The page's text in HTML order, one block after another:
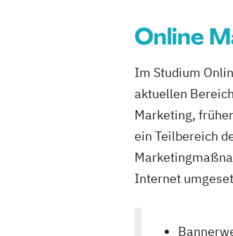
Online
Im Studium
aktuellen
Marketing,
ein Teilbereich
Internet